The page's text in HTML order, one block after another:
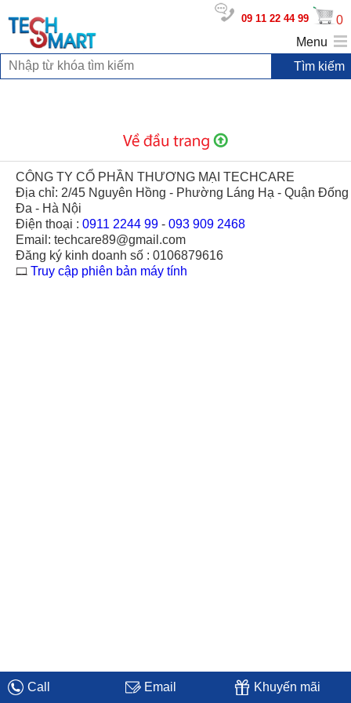
09 11 22 44 99
0
Menu
CÔNG TY CỔ PHẦN THƯƠNG MẠI TECHCARE
Địa chỉ: 2/45 Nguyên Hồng - Phường Láng Hạ - Quận Đống
Đa - Hà Nội
Điện thoại : 0911 2244 99 - 093 909 2468
Email: techcare89@gmail.com
Đăng ký kinh doanh số : 0106879616
Truy cập phiên bản máy tính
Khuyến mãi
Call Email